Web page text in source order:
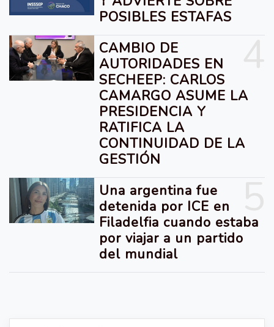
POSIBLES ESTAFAS
CAMBIO DE
AUTORIDADES EN
SECHEEP: CARLOS
CAMARGO ASUME LA
PRESIDENCIA Y
RATIFICA LA
CONTINUIDAD DE LA
GESTIÓN
Una argentina fue
detenida por ICE en
Filadelfia cuando estaba
por viajar a un partido
del mundial